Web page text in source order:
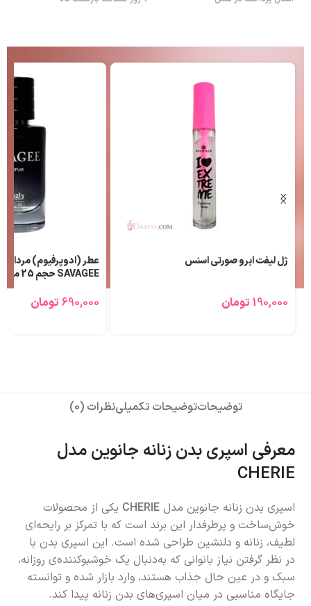
ژل لیفت ابرو صورتی اسنس
190,000 تومان
عطر (ادوپرفیوم) مردانه
SAVAGEE حجم 25 میلی لیتر
690,000 تومان
توضیحاتتوضیحات تکمیلینظرات (0)
معرفی اسپری بدن زنانه جانوین مدل
CHERIE
اسپری بدن زنانه جانوین مدلCHERIE یکی از محصولات
خوش‌ساخت و پرطرفدار این برند است که با تمرکز بر رایحه‌ای
لطیف، زنانه و دلنشین طراحی شده است. این اسپری بدن با
در نظر گرفتن نیاز بانوانی که به‌دنبال یک خوشبوکننده‌ی روزانه،
سبک و در عین حال جذاب هستند، وارد بازار شده و توانسته
جایگاه مناسبی در میان اسپری‌های بدن زنانه پیدا کند.